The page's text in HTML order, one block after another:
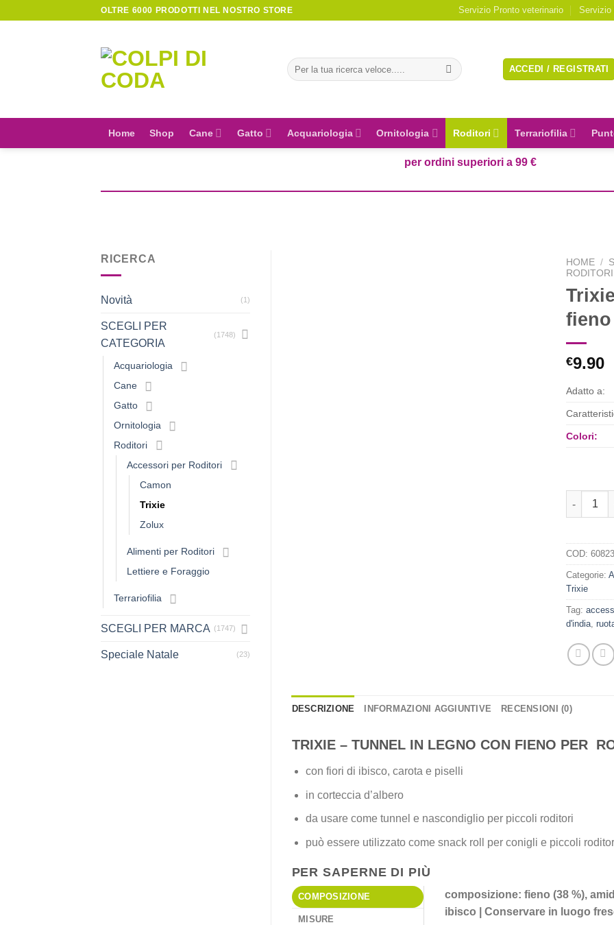
OLTRE 6000 PRODOTTI NEL NOSTRO STORE Servizio Pronto veterinario Servizio
Cerca:
ACCEDI / REGISTRATI
Home Shop Cane Gatto Acquariologia Ornitologia Roditori Terrariofilia
per ordini superiori a 99 €
RICERCA
Novità (1)
SCEGLI PER
CATEGORIA
(1748)
Acquariologia
Cane
Gatto
Ornitologia
Roditori
Accessori per Roditori
Camon
Trixie
Zolux
Alimenti per Roditori
Lettiere e Foraggio
Terrariofilia
SCEGLI PER MARCA (1747)
Speciale Natale (23)
HOME /
RODITORI
€9.90
Adatto a:
Colori:
Trixie
COD:
Categorie:
Trixie
Tag:
d'india,
DESCRIZIONE INFORMAZIONI AGGIUNTIVE RECENSIONI (0)
TRIXIE – TUNNEL IN LEGNO CON FIENO PER
con fiori di ibisco, carota e piselli
in corteccia d’albero
da usare come tunnel e nascondiglio per piccoli roditori
può essere utilizzato come snack roll per conigli e piccoli
PER SAPERNE DI PIÙ
COMPOSIZIONE
MISURE
composizione: fieno (38 %),
ibisco | Conservare in luogo